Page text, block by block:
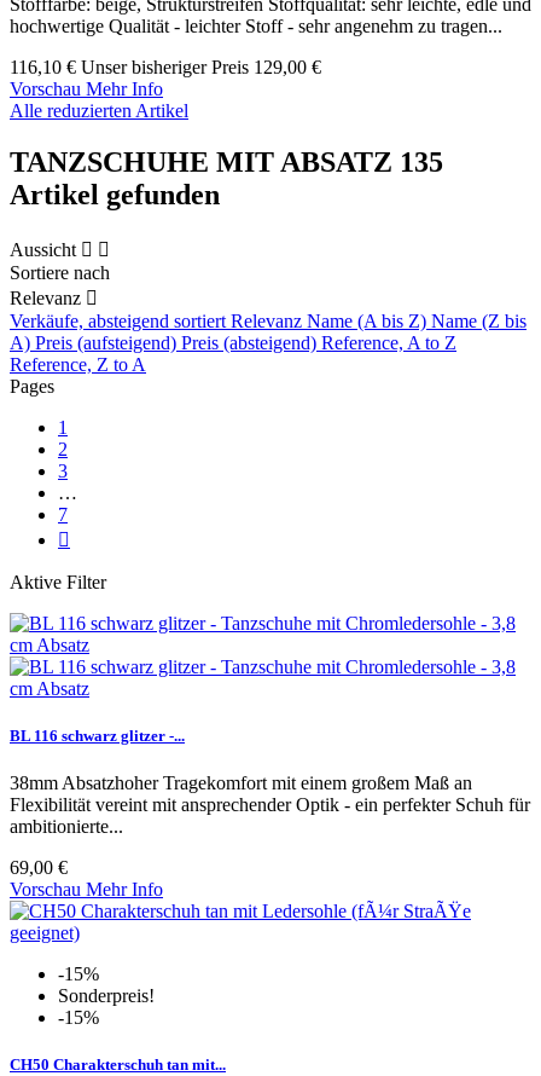
hochwertige Qualität - leichter Stoff - sehr angenehm zu tragen...
116,10 € Unser bisheriger Preis 129,00 €
Vorschau Mehr Info
Alle reduzierten Artikel
TANZSCHUHE MIT ABSATZ 135
Artikel gefunden
Aussicht  
Sortiere nach
Relevanz 
Verkäufe, absteigend sortiert Relevanz Name (A bis Z) Name (Z bis
A) Preis (aufsteigend) Preis (absteigend) Reference, A to Z
Reference, Z to A
Pages
1
2
3
…
7

Aktive Filter
BL 116 schwarz glitzer -...
38mm Absatzhoher Tragekomfort mit einem großem Maß an
Flexibilität vereint mit ansprechender Optik - ein perfekter Schuh für
ambitionierte...
69,00 €
Vorschau Mehr Info
-15%
Sonderpreis!
-15%
CH50 Charakterschuh tan mit...